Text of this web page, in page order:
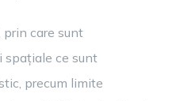
care sunt
ce sunt
precum limite